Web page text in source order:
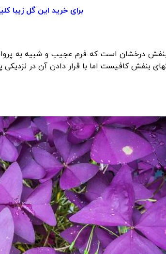
برای خرید این گل زیبا
بنفش درخشان است که فرم عجیب و شبیه به
بنفش کافیست اما با قرار دادن آن در نزدیکی